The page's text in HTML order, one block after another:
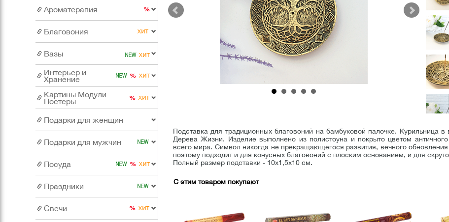
Ароматерапия
Благовония
Вазы
Интерьер и
Хранение
Картины Модули
Постеры
Подарки для женщин
Подарки для мужчин
Посуда
Праздники
Свечи
Подставка для традиционных благовоний на бамбуковой палочке. Курильница
Дерева Жизни. Изделие выполнено из полистоуна и покрыто цветом
всего мира. Символ никогда не прекращающегося развития, вечного
поэтому подходит и для конусных благовоний с плоским основанием, и для
Полный размер подставки - 10х1,5х10 см.
С этим товаром покупают